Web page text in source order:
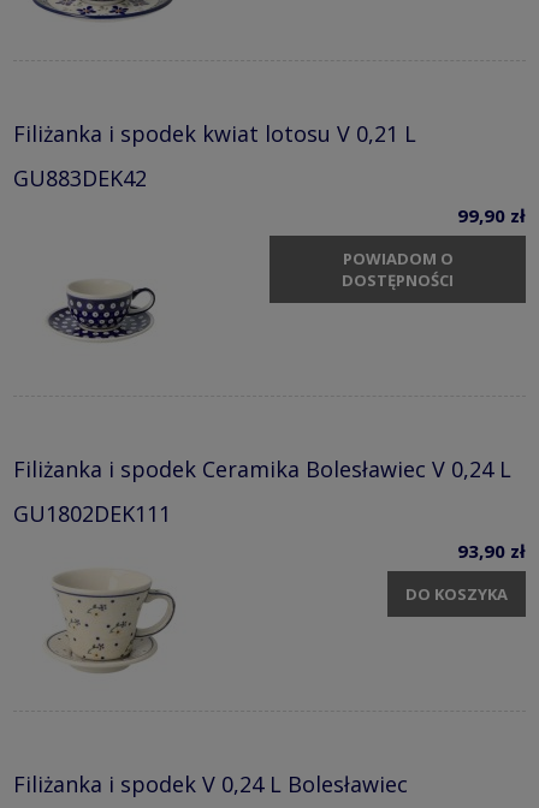
Filiżanka i spodek kwiat lotosu V 0,21 L
GU883DEK42
99,90 zł
POWIADOM O
DOSTĘPNOŚCI
Filiżanka i spodek Ceramika Bolesławiec V 0,24 L
GU1802DEK111
93,90 zł
DO KOSZYKA
Filiżanka i spodek V 0,24 L Bolesławiec